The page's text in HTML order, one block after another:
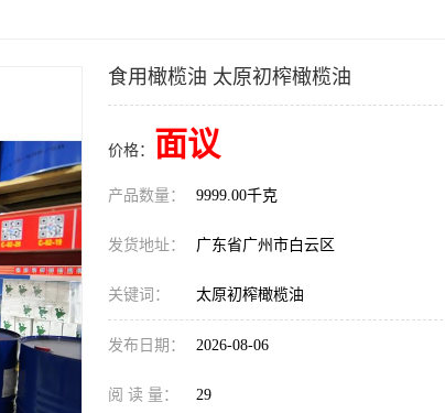
食用橄榄油 太原初榨橄榄油
价格： 面议
产品数量： 9999.00千克
发货地址： 广东省广州市白云区
关键词： 太原初榨橄榄油
发布日期： 2026-08-06
阅 读 量： 29